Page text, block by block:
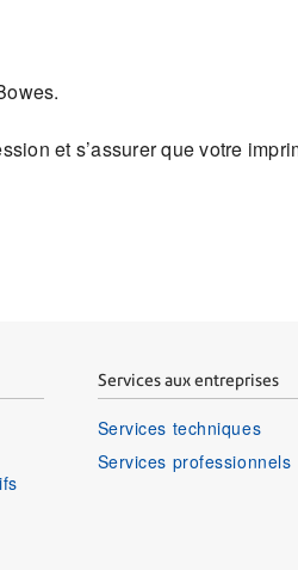
et s’assurer que votre
Services aux entreprises
Services techniques
Services professionnels